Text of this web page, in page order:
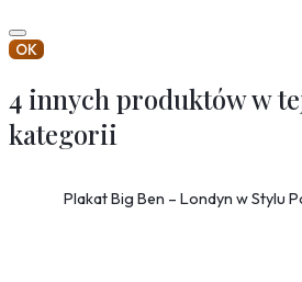
OK
4 innych produktów w
kategorii
Plakat Big Ben – Londyn w Stylu